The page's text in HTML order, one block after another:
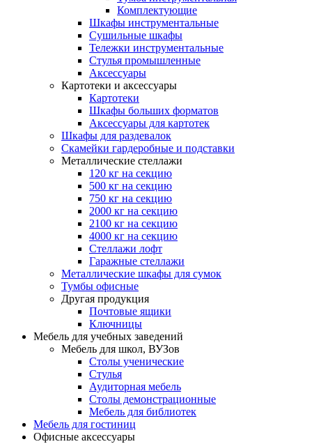
Комплектующие
Шкафы инструментальные
Сушильные шкафы
Тележки инструментальные
Стулья промышленные
Аксессуары
Картотеки и аксессуары
Картотеки
Шкафы больших форматов
Аксессуары для картотек
Шкафы для раздевалок
Скамейки гардеробные и подставки
Металлические стеллажи
120 кг на секцию
500 кг на секцию
750 кг на секцию
2000 кг на секцию
2100 кг на секцию
4000 кг на секцию
Стеллажи лофт
Гаражные стеллажи
Металлические шкафы для сумок
Тумбы офисные
Другая продукция
Почтовые ящики
Ключницы
Мебель для учебных заведений
Мебель для школ, ВУЗов
Столы ученические
Стулья
Аудиторная мебель
Столы демонстрационные
Мебель для библиотек
Мебель для гостиниц
Офисные аксессуары